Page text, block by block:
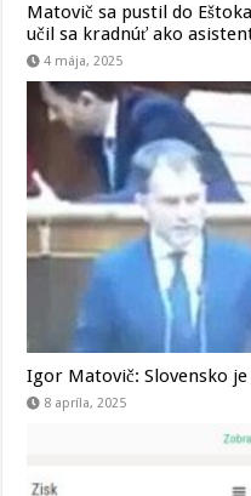
Matovič sa pustil do
učil sa kradnúť ako
4 mája, 2025
Igor Matovič: Slovensko
8 apríla, 2025